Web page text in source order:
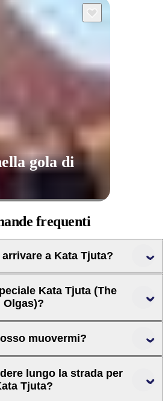
gola di
frequenti
a Kata Tjuta?
Kata Tjuta (The
Olgas)?
muovermi?
lungo la strada per
Tjuta?